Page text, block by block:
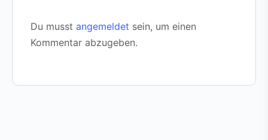
Du musst angemeldet sein, um einen
Kommentar abzugeben.